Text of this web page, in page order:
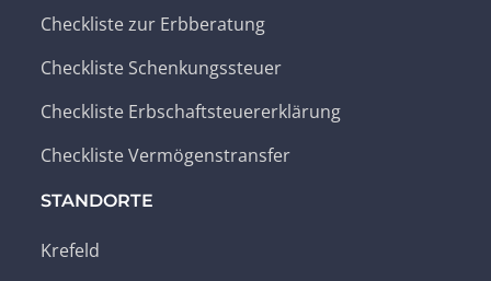
Checkliste zur Erbberatung
Checkliste Schenkungssteuer
Checkliste Erbschaftsteuererklärung
Checkliste Vermögenstransfer
STANDORTE
Krefeld